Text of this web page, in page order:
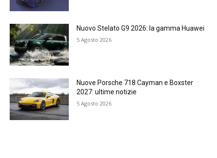
Nuovo Stelato G9 2026: la gamma Huawei
5 Agosto 2026
Nuove Porsche 718 Cayman e Boxster
2027: ultime notizie
5 Agosto 2026